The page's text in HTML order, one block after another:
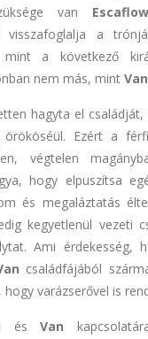
van
visszafoglalja a
mint a következő
nem más, mint Van
hagyta el
Ezért a
végtelen
hogy elpuszítsa
és megaláztatás
kegyetlenül vezeti
Ami érdekesség,
családfájából
varázserővel is
ésVan